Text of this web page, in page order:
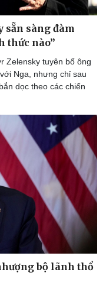
sàng đàm
thức nào”
Zelensky tuyên bố ông
Nga, nhưng chỉ sau
dọc theo các chiến
bộ lãnh thổ